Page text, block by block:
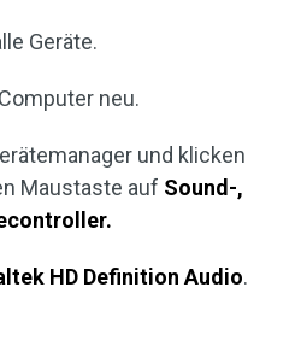
Geräte.
neu.
und klicken
Maustaste auf Sound-,
HD Definition Audio.